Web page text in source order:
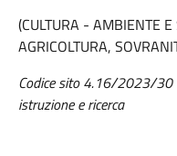
(CULTURA - AMBIENTE
AGRICOLTURA,
Codice sito 4.16/2023/30
istruzione e ricerca